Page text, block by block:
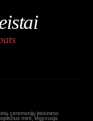
ceremonijų įteisinimo
mirė, tegyvuoja